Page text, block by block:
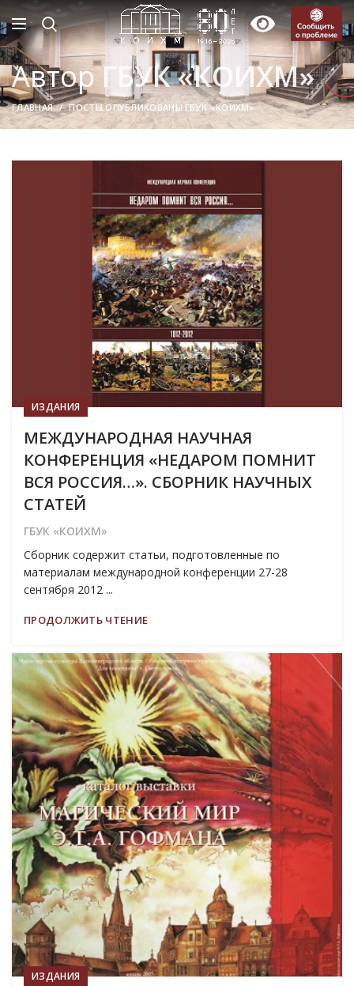
АвторГБУК «КОИХМ»
ГЛАВНАЯ ПОСТЫ ОПУБЛИКОВАНЫ ГБУК «КОИХМ»
ИЗДАНИЯ
МЕЖДУНАРОДНАЯ НАУЧНАЯ
КОНФЕРЕНЦИЯ «НЕДАРОМ ПОМНИТ
ВСЯ РОССИЯ…». СБОРНИК НАУЧНЫХ
СТАТЕЙ
ГБУК «КОИХМ»
Сборник содержит статьи, подготовленные по
материалам международной конференции 27-28
сентября 2012 ...
ПРОДОЛЖИТЬ ЧТЕНИЕ
19
МАР
ИЗДАНИЯ